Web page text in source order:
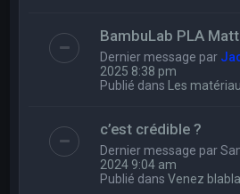
BambuLab PLA
Dernier message par
2025 8:38 pm
Publié dans Les
c’est crédible ?
Dernier message par
2024 9:04 am
Publié dansVenez